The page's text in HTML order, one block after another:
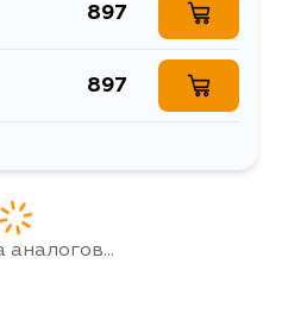
897
897
аналогов...